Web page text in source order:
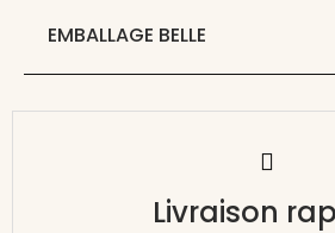
EMBALLAGE BELLE
Livraison